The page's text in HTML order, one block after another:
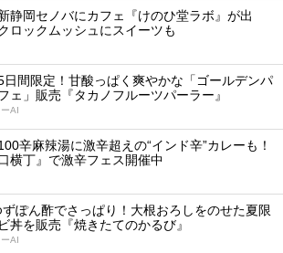
静岡セノバにカフェ『けのひ堂ラボ』が出
ロックムッシュにスイーツも
日間限定！甘酸っぱく爽やかな「ゴールデンパ
ェ」販売『タカノフルーツパーラー』
AI
辛麻辣湯に激辛超えの“インド辛”カレーも！
横丁』で激辛フェス開催中
ぽん酢でさっぱり！大根おろしをのせた夏限
丼を販売『焼きたてのかるび』
AI